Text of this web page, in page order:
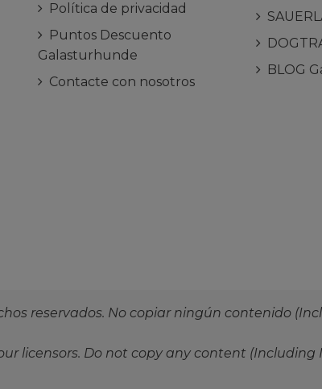
Política de privacidad
Puntos Descuento
Galasturhunde
Contacte con nosotros
BLOG
reservados. No copiar ningún contenido
licensors. Do not copy any content